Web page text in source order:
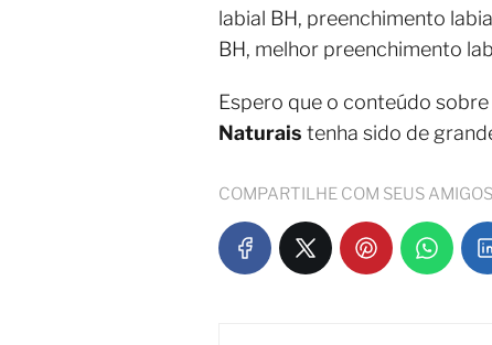
labial BH, preenchimento
BH, melhor preenchimento
Espero que o conteúdo sobre
Naturais tenha sido de
COMPARTILHE COM SEUS AMIGOS